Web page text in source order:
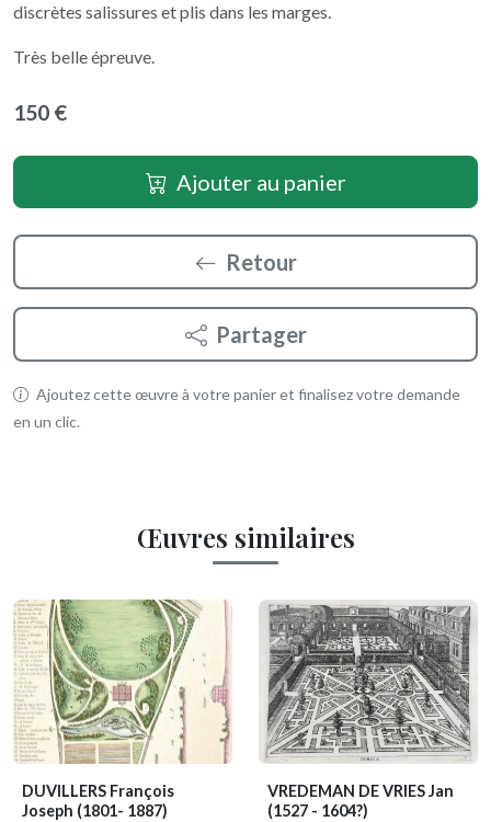
discrètes salissures et plis dans les marges.
Très belle épreuve.
150 €
Ajouter au panier
Retour
Partager
Ajoutez cette œuvre à votre panier et finalisez votre demande
en un clic.
Œuvres similaires
DUVILLERS François
Joseph (1801- 1887)
VREDEMAN DE VRIES Jan
(1527 - 1604?)